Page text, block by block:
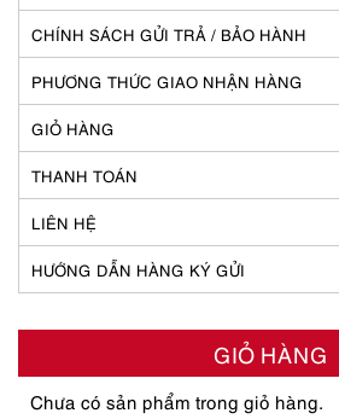
CHÍNH SÁCH GỬI TRẢ / BẢO HÀNH
PHƯƠNG THỨC GIAO NHẬN HÀNG
GIỎ HÀNG
THANH TOÁN
LIÊN HỆ
HƯỚNG DẪN HÀNG KÝ GỬI
GIỎ HÀNG
Chưa có sản phẩm trong giỏ hàng.